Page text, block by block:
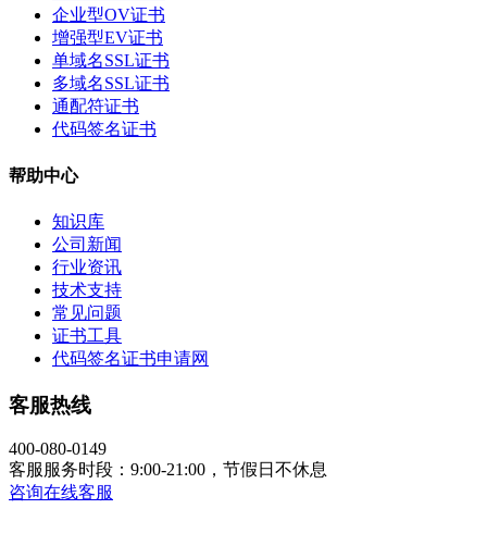
企业型OV证书
增强型EV证书
单域名SSL证书
多域名SSL证书
通配符证书
代码签名证书
帮助中心
知识库
公司新闻
行业资讯
技术支持
常见问题
证书工具
代码签名证书申请网
客服热线
400-080-0149
客服服务时段：9:00-21:00，节假日不休息
咨询在线客服